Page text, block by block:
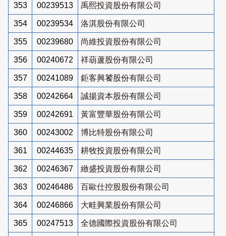
353 00239513 禹熙投資股份有限公司
354 00239534 洛淇股份有限公司
355 00239680 尚維投資股份有限公司
356 00240672 祥葫蘆股份有限公司
357 00241089 鉅客興饕股份有限公司
358 00242664 誠揚資本股份有限公司
359 00242691 黃富豐華股份有限公司
360 00243002 博比特股份有限公司
361 00244635 耕牧投資股份有限公司
362 00246367 緻盛投資股份有限公司
363 00246486 百歐仕控股股份有限公司
364 00246866 大畦興業股份有限公司
365 00247513 全德國際投資股份有限公司